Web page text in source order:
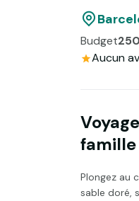
Budget
Aucun
Plongez au
sable doré,